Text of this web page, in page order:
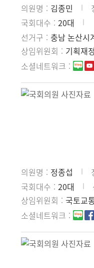
의원명 김종민
국회대수
20대
선거구
충남 논산시
상임위원회
기획재
소셜네트워크
의원명 정종섭
국회대수
20대
상임위원회
국토교
소셜네트워크